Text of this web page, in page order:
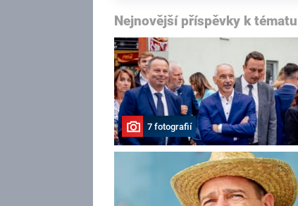
Nejnovější příspěvky k tématu
7 fotografií